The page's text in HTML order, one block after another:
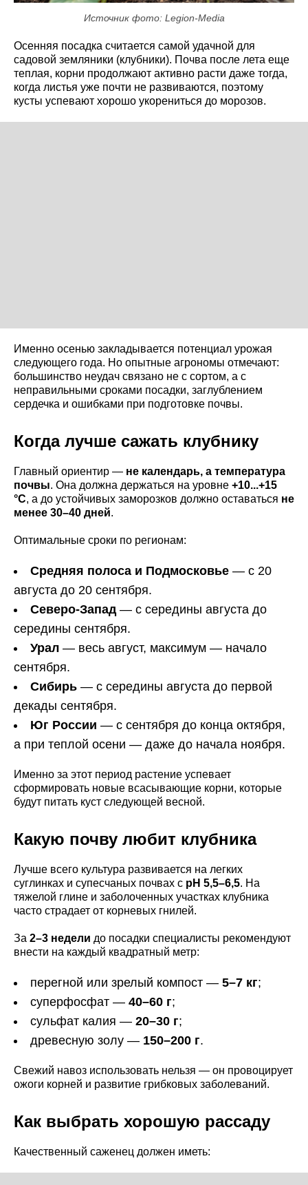
Источник фото: Legion-Media
Осенняя посадка считается самой удачной для
садовой земляники (клубники). Почва после лета еще
теплая, корни продолжают активно расти даже тогда,
когда листья уже почти не развиваются, поэтому
кусты успевают хорошо укорениться до морозов.
Именно осенью закладывается потенциал урожая
следующего года. Но опытные агрономы отмечают:
большинство неудач связано не с сортом, а с
неправильными сроками посадки, заглублением
сердечка и ошибками при подготовке почвы.
Когда лучше сажать клубнику
Главный ориентир — не календарь, а температура
почвы. Она должна держаться на уровне +10...+15
°C, а до устойчивых заморозков должно оставаться не
менее 30–40 дней.
Оптимальные сроки по регионам:
Средняя полоса и Подмосковье — с 20
августа до 20 сентября.
Северо-Запад — с середины августа до
середины сентября.
Урал — весь август, максимум — начало
сентября.
Сибирь — с середины августа до первой
декады сентября.
Юг России — с сентября до конца октября,
а при теплой осени — даже до начала ноября.
Именно за этот период растение успевает
сформировать новые всасывающие корни, которые
будут питать куст следующей весной.
Какую почву любит клубника
Лучше всего культура развивается на легких
суглинках и супесчаных почвах с pH 5,5–6,5. На
тяжелой глине и заболоченных участках клубника
часто страдает от корневых гнилей.
За 2–3 недели до посадки специалисты рекомендуют
внести на каждый квадратный метр:
перегной или зрелый компост — 5–7 кг;
суперфосфат — 40–60 г;
сульфат калия — 20–30 г;
древесную золу — 150–200 г.
Свежий навоз использовать нельзя — он провоцирует
ожоги корней и развитие грибковых заболеваний.
Как выбрать хорошую рассаду
Качественный саженец должен иметь: